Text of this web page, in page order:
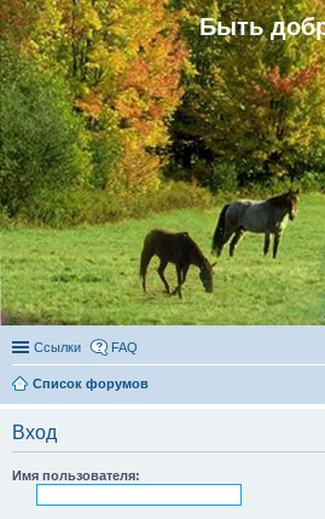
Быть
Ссылки FAQ
Список форумов
Вход
Имя пользователя: